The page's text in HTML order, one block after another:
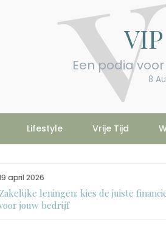
Een podia
8
Lifestyle Vrije Tijd
financiering
Vind de